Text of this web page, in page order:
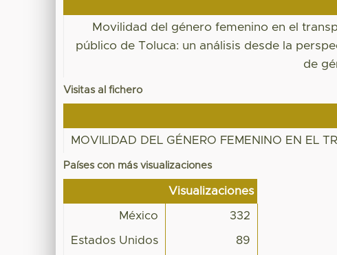
Movilidad del género femenino en el
público de Toluca: un análisis desde la
de
Visitas al fichero
MOVILIDAD DEL GÉNERO FEMENINO EN EL
Países con más visualizaciones
Visualizaciones
México 332
Estados Unidos 89